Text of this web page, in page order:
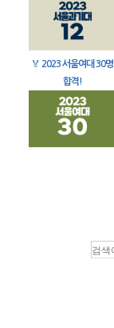
🏅 2023 서울여대 30명
합격!